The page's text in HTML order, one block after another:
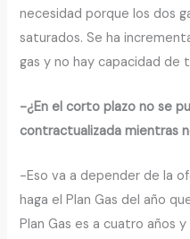
necesidad porque los dos
saturados. Se ha
gas y no hay capacidad de
-¿En el corto plazo no se
contractualizada mientras
-Eso va a depender de la
haga el Plan Gas del año
Plan Gas es a cuatro años